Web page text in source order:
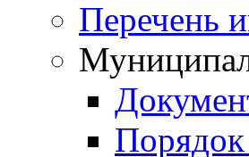
Перечень